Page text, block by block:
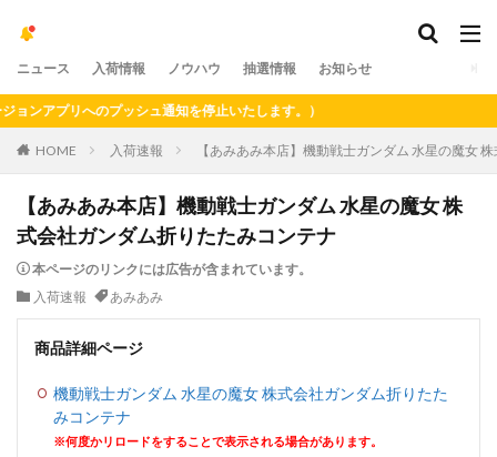
ニュース 入荷情報 ノウハウ 抽選情報 お知らせ
プリへのプッシュ通知を停止いたします。）
HOME 入荷速報 【あみあみ本店】機動戦士ガンダム 水星の魔女
【あみあみ本店】機動戦士ガンダム 水星の魔女 株
式会社ガンダム折りたたみコンテナ
本ページのリンクには広告が含まれています。
入荷速報
あみあみ
商品詳細ページ
機動戦士ガンダム 水星の魔女 株式会社ガンダム折りたた
みコンテナ
※何度かリロードをすることで表示される場合があります。